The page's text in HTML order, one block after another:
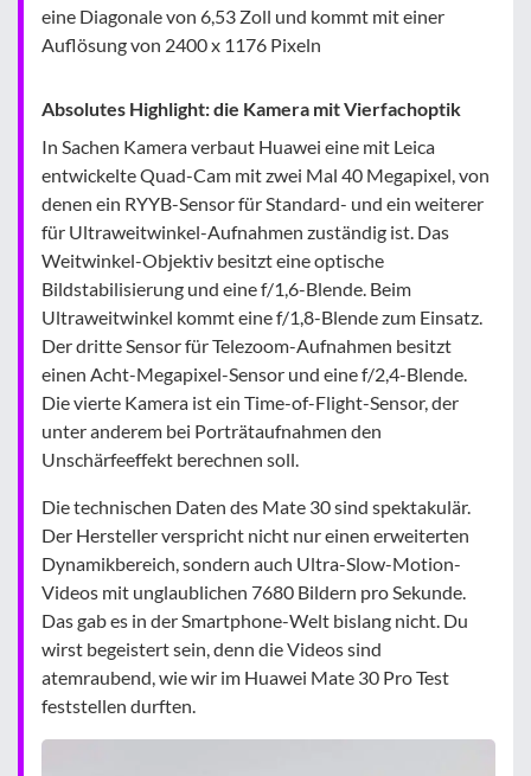
eine Diagonale von 6,53 Zoll und kommt mit einer
Auflösung von 2400 x 1176 Pixeln
Absolutes Highlight: die Kamera mit Vierfachoptik
In Sachen Kamera verbaut Huawei eine mit Leica
entwickelte Quad-Cam mit zwei Mal 40 Megapixel, von
denen ein RYYB-Sensor für Standard- und ein weiterer
für Ultraweitwinkel-Aufnahmen zuständig ist. Das
Weitwinkel-Objektiv besitzt eine optische
Bildstabilisierung und eine f/1,6-Blende. Beim
Ultraweitwinkel kommt eine f/1,8-Blende zum Einsatz.
Der dritte Sensor für Telezoom-Aufnahmen besitzt
einen Acht-Megapixel-Sensor und eine f/2,4-Blende.
Die vierte Kamera ist ein Time-of-Flight-Sensor, der
unter anderem bei Porträtaufnahmen den
Unschärfeeffekt berechnen soll.
Die technischen Daten des Mate 30 sind spektakulär.
Der Hersteller verspricht nicht nur einen erweiterten
Dynamikbereich, sondern auch Ultra-Slow-Motion-
Videos mit unglaublichen 7680 Bildern pro Sekunde.
Das gab es in der Smartphone-Welt bislang nicht. Du
wirst begeistert sein, denn die Videos sind
atemraubend, wie wir im Huawei Mate 30 Pro Test
feststellen durften.